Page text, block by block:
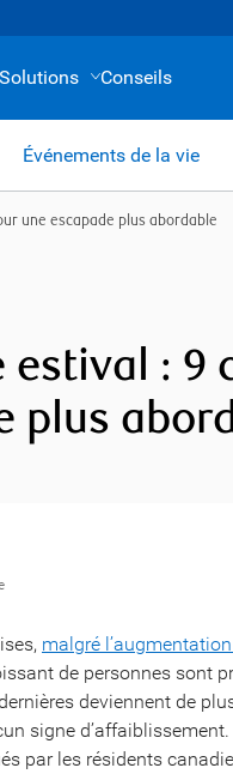
Conseils
Événements de la vie
une escapade plus abordable
estival : 9
plus
malgré
de personnes sont
deviennent de
signe
par les résidents